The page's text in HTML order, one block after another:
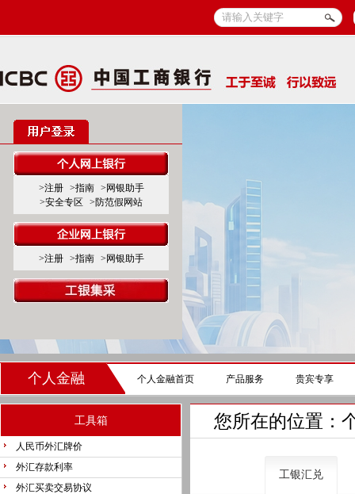
>注册 >指南
>网银助手
>安全专区
>防范假网站
>注册 >指南 >网银助手
个人金融 个人金融首页 产品服务 贵宾专享
工具箱
人民币外汇牌价
外汇存款利率
外汇买卖交易协议
您所在的位置：
工银汇兑